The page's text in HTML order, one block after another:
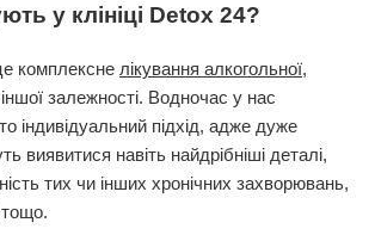
у клініці Detox 24?
комплексне лікування алкогольної,
залежності. Водночас у нас
індивідуальний підхід, адже дуже
виявитися навіть найдрібніші деталі,
тих чи інших хронічних захворювань,
тощо.